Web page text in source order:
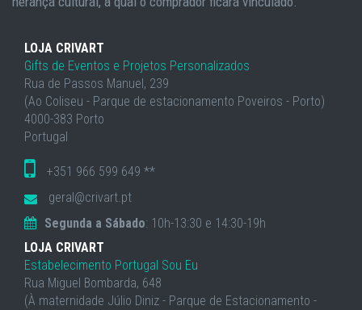
LOJA CRIVART
Gifts de Eventos e Projetos Personalizados
Rua de Passos Manuel, 239
(Ao Coliseu - Parque de estacionamento Poveiros - Porto)
4000-383 Porto
Portugal
+351 966 599 649 **
geral@crivart.pt
Segunda a Sábado: 10h-13:30 e 14:30-19h
LOJA CRIVART
Estabelecimento Portugal Sou Eu
Rua Miguel Bombarda, 648
(À maternidade Júlio Diniz - Parque de Estacionamento -